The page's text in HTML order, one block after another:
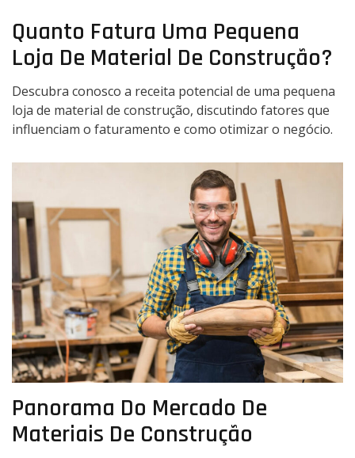
Quanto Fatura Uma Pequena
Loja De Material De Construção?
Descubra conosco a receita potencial de uma pequena
loja de material de construção, discutindo fatores que
influenciam o faturamento e como otimizar o negócio.
Panorama Do Mercado De
Materiais De Construção